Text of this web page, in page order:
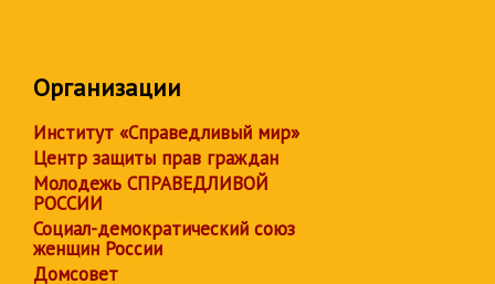
Организации
Институт «Справедливый мир»
Центр защиты прав граждан
Молодежь СПРАВЕДЛИВОЙ
РОССИИ
Социал-демократический союз
женщин России
Домсовет